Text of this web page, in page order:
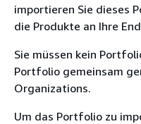
importieren Sie dieses
die Produkte an Ihre
Sie müssen kein
Portfolio gemeinsam
Organizations.
Um das Portfolio zu